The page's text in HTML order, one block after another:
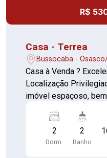
R$
Casa - Terrea
Bussocaba -
Casa à Venda ?
Localização Privilegiada! Se você
imóvel espaçoso,
Faculdade de
transporte público,
2
Dorm.
2
Banho